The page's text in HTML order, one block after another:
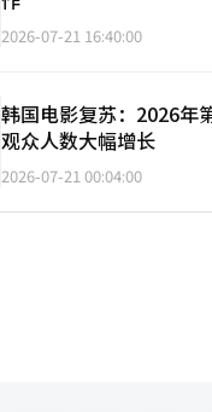
2026-07-21 16:40:00
韩国电影复苏：2026年
观众人数大幅增长
2026-07-21 00:04:00